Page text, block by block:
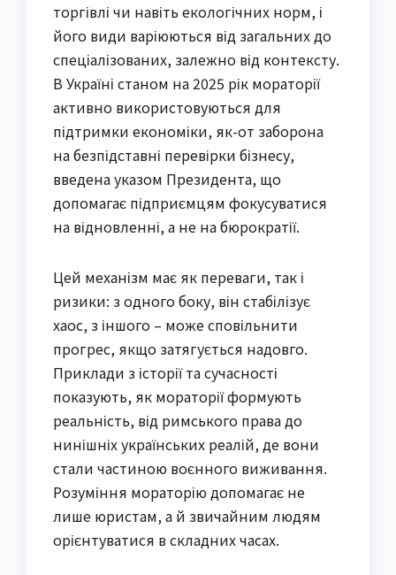
торгівлі чи навіть екологічних норм, і
його види варіюються від загальних до
спеціалізованих, залежно від контексту.
В Україні станом на 2025 рік мораторії
активно використовуються для
підтримки економіки, як-от заборона
на безпідставні перевірки бізнесу,
введена указом Президента, що
допомагає підприємцям фокусуватися
на відновленні, а не на бюрократії.
Цей механізм має як переваги, так і
ризики: з одного боку, він стабілізує
хаос, з іншого – може сповільнити
прогрес, якщо затягується надовго.
Приклади з історії та сучасності
показують, як мораторії формують
реальність, від римського права до
нинішніх українських реалій, де вони
стали частиною воєнного виживання.
Розуміння мораторію допомагає не
лише юристам, а й звичайним людям
орієнтуватися в складних часах.